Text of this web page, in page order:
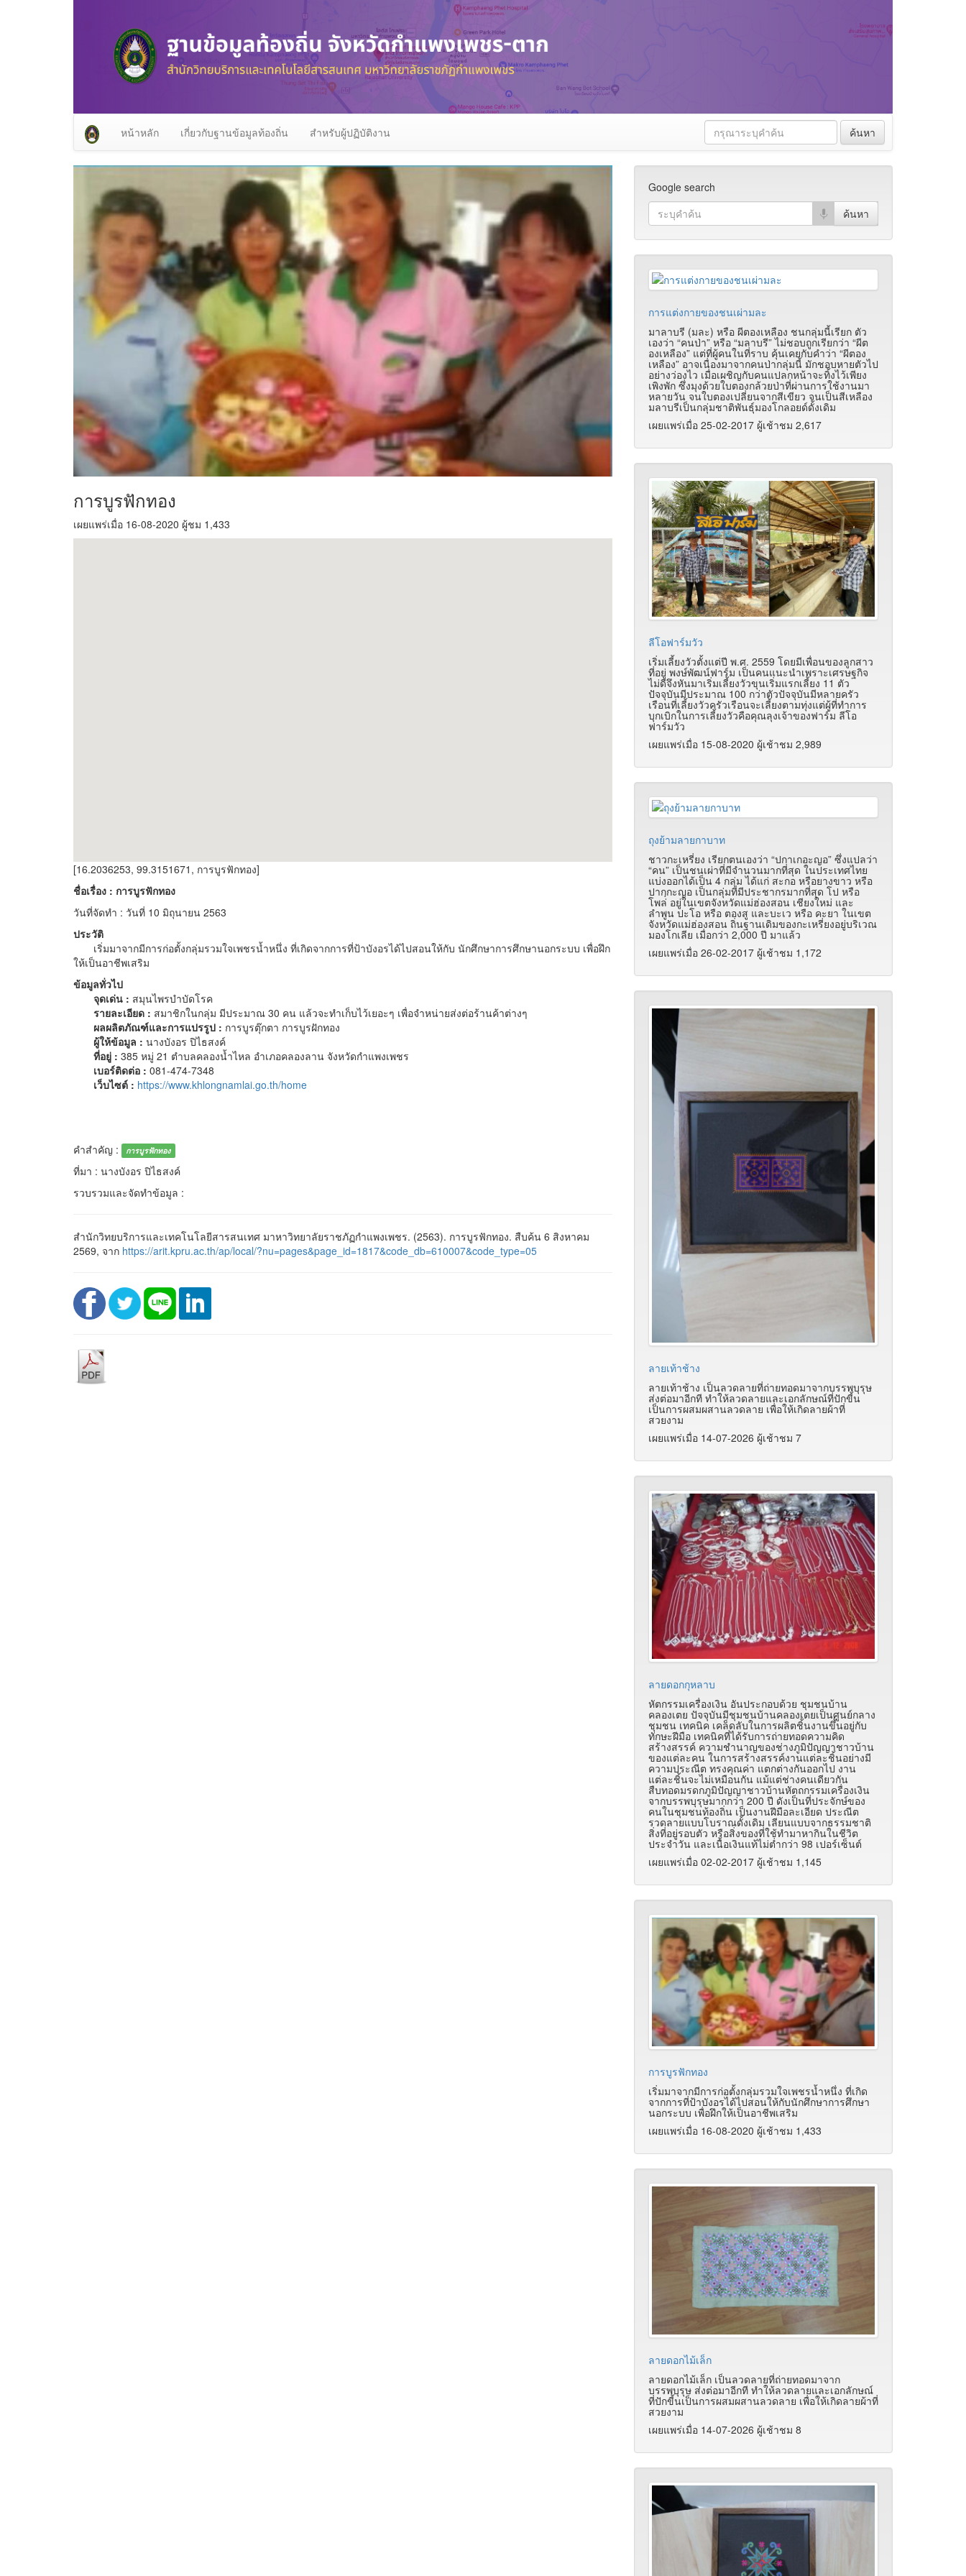
หน้าหลัก เกี่ยวกับฐานข้อมูลท้องถิ่น สำหรับผู้ปฏิบัติงาน ค้นหา
การบูรฟักทอง
เผยแพร่เมื่อ 16-08-2020 ผู้ชม 1,433
[16.2036253, 99.3151671, การบูรฟักทอง]
ชื่อเรื่อง : การบูรฟักทอง
วันที่จัดทำ : วันที่ 10 มิถุนายน 2563
ประวัติ
เริ่มมาจากมีการก่อตั้งกลุ่มรวมใจเพชรน้ำหนึ่ง ที่เกิดจากการที่ป้าบังอรได้ไปสอนให้กับ นักศึกษาการศึกษานอกระบบ เพื่อฝึก
ให้เป็นอาชีพเสริม
ข้อมูลทั่วไป
จุดเด่น : สมุนไพรบำบัดโรค
รายละเอียด : สมาชิกในกลุ่ม มีประมาณ 30 คน แล้วจะทำเก็บไว้เยอะๆ เพื่อจำหน่ายส่งต่อร้านค้าต่างๆ
ผลผลิตภัณฑ์และการแปรรูป : การบูรตุ๊กตา การบูรฝักทอง
ผู้ให้ข้อมูล : นางบังอร ปิไธสงค์
ที่อยู่ : 385 หมู่ 21 ตำบลคลองน้ำไหล อำเภอคลองลาน จังหวัดกำแพงเพชร
เบอร์ติดต่อ : 081-474-7348
เว็บไซต์ : https://www.khlongnamlai.go.th/home
คำสำคัญ : การบูรฟักทอง
ที่มา : นางบังอร ปิไธสงค์
รวบรวมและจัดทำข้อมูล :
สำนักวิทยบริการและเทคโนโลยีสารสนเทศ มาหาวิทยาลัยราชภัฏกำแพงเพชร. (2563). การบูรฟักทอง. สืบค้น 6 สิงหาคม
2569, จาก https://arit.kpru.ac.th/ap/local/?nu=pages&page_id=1817&code_db=610007&code_type=05
Google search
การแต่งกายของชนเผ่ามละ
มาลาบรี (มละ) หรือ ผีตองเหลือง ชนกลุ่มนี้เรียก ตัว
เองว่า “คนป่า” หรือ “มลาบรี” ไม่ชอบถูกเรียกว่า “ผีต
องเหลือง” แต่ที่ผู้คนในที่ราบ คุ้นเคยกับคำว่า “ผีตอง
เหลือง” อาจเนื่องมาจากคนป่ากลุ่มนี้ มักชอบหายตัวไป
อย่างว่องไว เมื่อเผชิญกับคนแปลกหน้าจะทิ้งไว้เพียง
เพิงพัก ซึ่งมุงด้วยใบตองกล้วยป่าที่ผ่านการใช้งานมา
หลายวัน จนใบตองเปลี่ยนจากสีเขียว จนเป็นสีเหลือง
มลาบรีเป็นกลุ่มชาติพันธุ์มองโกลอยด์ดั้งเดิม
เผยแพร่เมื่อ 25-02-2017 ผู้เช้าชม 2,617
ลีโอฟาร์มวัว
เริ่มเลี้ยงวัวตั้งแต่ปี พ.ศ. 2559 โดยมีเพื่อนของลูกสาว
ที่อยู่ พงษ์พัฒน์ฟาร์ม เป็นคนแนะนำเพราะเศรษฐกิจ
ไม่ดีจึงหันมาเริ่มเลี้ยงวัวขุนเริ่มแรกเลี้ยง 11 ตัว
ปัจจุบันมีประมาณ 100 กว่าตัวปัจจุบันมีหลายครัว
เรือนที่เลี้ยงวัวครัวเรือนจะเลี้ยงตามทุ่งแต่ผู้ที่ทำการ
บุกเบิกในการเลี้ยงวัวคือคุณลุงเจ้าของฟาร์ม ลีโอ
ฟาร์มวัว
เผยแพร่เมื่อ 15-08-2020 ผู้เช้าชม 2,989
ถุงย้ามลายกาบาท
ชาวกะเหรี่ยง เรียกตนเองว่า “ปกาเกอะญอ” ซึ่งแปลว่า
“คน” เป็นชนเผ่าที่มีจำนวนมากที่สุด ในประเทศไทย
แบ่งออกได้เป็น 4 กลุ่ม ได้แก่ สะกอ หรือยางขาว หรือ
ปากฺกะญอ เป็นกลุ่มที่มีประชากรมากที่สุด โป หรือ
โพล่ อยู่ในเขตจังหวัดแม่ฮ่องสอน เชียงใหม่ และ
ลำพูน ปะโอ หรือ ตองสู และบะเว หรือ คะยา ในเขต
จังหวัดแม่ฮ่องสอน ถิ่นฐานเดิมของกะเหรี่ยงอยู่บริเวณ
มองโกเลีย เมื่อกว่า 2,000 ปี มาแล้ว
เผยแพร่เมื่อ 26-02-2017 ผู้เช้าชม 1,172
ลายเท้าช้าง
ลายเท้าช้าง เป็นลวดลายที่ถ่ายทอดมาจากบรรพบุรุษ
ส่งต่อมาอีกที ทำให้ลวดลายและเอกลักษณ์ที่ปักขี้น
เป็นการผสมผสานลวดลาย เพื่อให้เกิดลายผ้าที่
สวยงาม
เผยแพร่เมื่อ 14-07-2026 ผู้เช้าชม 7
ลายดอกกุหลาบ
หัตกรรมเครื่องเงิน อันประกอบด้วย ชุมชนบ้าน
คลองเตย ปัจจุบันมีชุมชนบ้านคลองเตยเป็นศูนย์กลาง
ชุมชน เทคนิค เคล็ดลับในการผลิตชิ้นงานขึ้นอยู่กับ
ทักษะฝีมือ เทคนิคที่ได้รับการถ่ายทอดความคิด
สร้างสรรค์ ความชำนาญของช่างภูมิปัญญาชาวบ้าน
ของแต่ละคน ในการสร้างสรรค์งานแต่ละชิ้นอย่างมี
ความประณีต ทรงคุณค่า แตกต่างกันออกไป งาน
แต่ละชิ้นจะไม่เหมือนกัน แม้แต่ช่างคนเดียวกัน
สืบทอดมรดกภูมิปัญญาชาวบ้านหัตถกรรมเครื่องเงิน
จากบรรพบุรุษมากกว่า 200 ปี ดังเป็นที่ประจักษ์ของ
คนในชุมชนท้องถิ่น เป็นงานฝีมือละเอียด ประณีต
รวดลายแบบโบราณดั้งเดิม เลียนแบบจากธรรมชาติ
สิ่งที่อยู่รอบตัว หรือสิ่งของที่ใช้ทำมาหากินในชีวิต
ประจำวัน และเนื้อเงินแท้ไม่ต่ำกว่า 98 เปอร์เซ็นต์
เผยแพร่เมื่อ 02-02-2017 ผู้เช้าชม 1,145
การบูรฟักทอง
เริ่มมาจากมีการก่อตั้งกลุ่มรวมใจเพชรน้ำหนึ่ง ที่เกิด
จากการที่ป้าบังอรได้ไปสอนให้กับนักศึกษาการศึกษา
นอกระบบ เพื่อฝึกให้เป็นอาชีพเสริม
เผยแพร่เมื่อ 16-08-2020 ผู้เช้าชม 1,433
ลายดอกไม้เล็ก
ลายดอกไม้เล็ก เป็นลวดลายที่ถ่ายทอดมาจาก
บรรพบุรุษ ส่งต่อมาอีกที ทำให้ลวดลายและเอกลักษณ์
ที่ปักขี้นเป็นการผสมผสานลวดลาย เพื่อให้เกิดลายผ้าที่
สวยงาม
เผยแพร่เมื่อ 14-07-2026 ผู้เช้าชม 8